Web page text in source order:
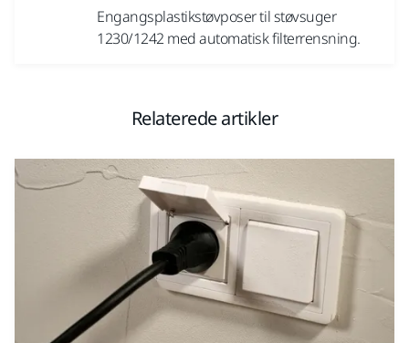
Engangsplastikstøvposer til støvsuger
1230/1242 med automatisk filterrensning.
Relaterede artikler